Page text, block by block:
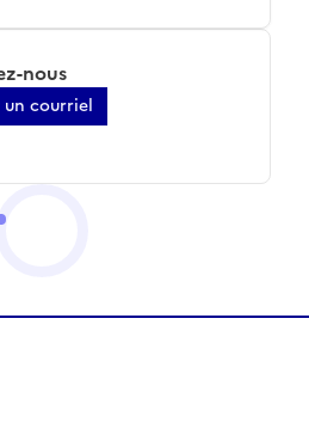
nous
un courriel